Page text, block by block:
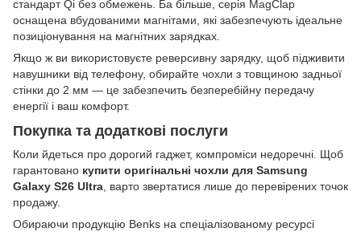
стандарт Qi без обмежень. Ба більше, серія MagClap
оснащена вбудованими магнітами, які забезпечують ідеальне
позиціонування на магнітних зарядках.
Якщо ж ви використовуєте реверсивну зарядку, щоб підживити
навушники від телефону, обирайте чохли з товщиною задньої
стінки до 2 мм — це забезпечить безперебійну передачу
енергії і ваш комфорт.
Покупка та додаткові послуги
Коли йдеться про дорогий гаджет, компроміси недоречні. Щоб
гарантовано купити оригінальні чохли для Samsung
Galaxy S26 Ultra, варто звертатися лише до перевірених точок
продажу.
Обираючи продукцію Benks на спеціалізованому ресурсі